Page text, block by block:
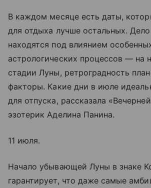
В каждом месяце есть даты,
для отдыха лучше остальных.
находятся под влиянием
астрологических процессов — на
стадии Луны, ретроградность
факторы. Какие дни в июле
для отпуска, рассказала
эзотерик Аделина Панина.
11 июля.
Начало убывающей Луны в знаке
гарантирует, что даже самые